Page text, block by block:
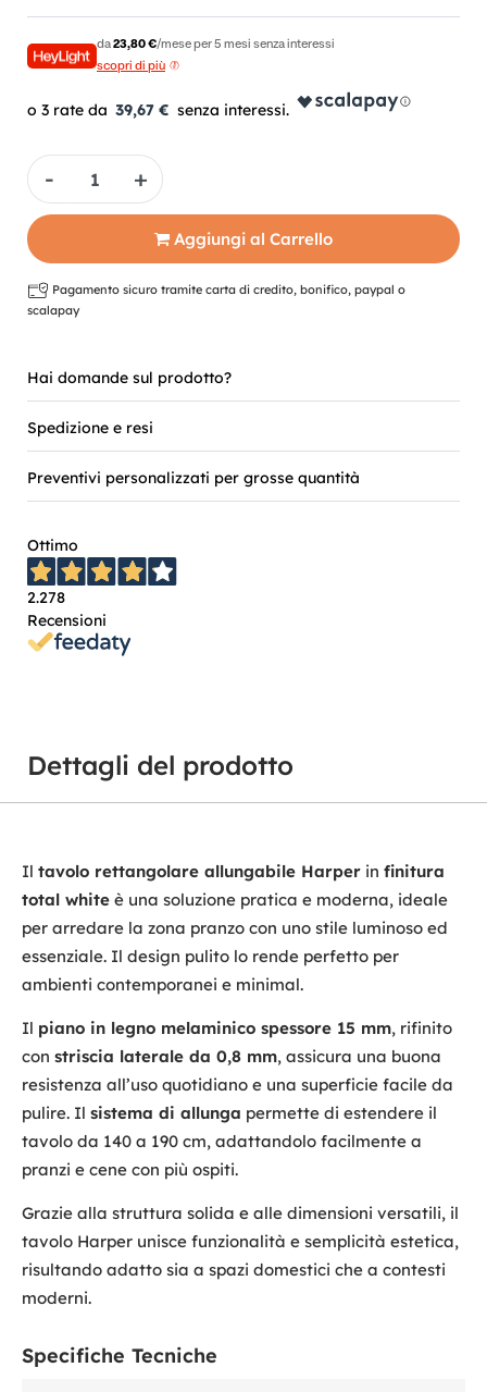
da23,80 €/mese per 5 mesi senza interessi
scopri di più
39,67 €
Quantità
Aggiungi al Carrello
Pagamento sicuro tramite carta di credito, bonifico, paypal o
scalapay
Hai domande sul prodotto?
Spedizione e resi
Preventivi personalizzati per grosse quantità
Ottimo
2.278
Recensioni
Dettagli del prodotto
Il tavolo rettangolare allungabile Harper in finitura
total white è una soluzione pratica e moderna, ideale
per arredare la zona pranzo con uno stile luminoso ed
essenziale. Il design pulito lo rende perfetto per
ambienti contemporanei e minimal.
Il piano in legno melaminico spessore 15 mm, rifinito
con striscia laterale da 0,8 mm, assicura una buona
resistenza all’uso quotidiano e una superficie facile da
pulire. Il sistema di allunga permette di estendere il
tavolo da 140 a 190 cm, adattandolo facilmente a
pranzi e cene con più ospiti.
Grazie alla struttura solida e alle dimensioni versatili, il
tavolo Harper unisce funzionalità e semplicità estetica,
risultando adatto sia a spazi domestici che a contesti
moderni.
Specifiche Tecniche